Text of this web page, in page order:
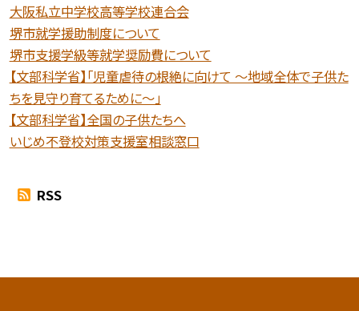
大阪私立中学校高等学校連合会
堺市就学援助制度について
堺市支援学級等就学奨励費について
【文部科学省】「児童虐待の根絶に向けて 〜地域全体で子供た
ちを見守り育てるために〜」
【文部科学省】全国の子供たちへ
いじめ不登校対策支援室相談窓口
RSS